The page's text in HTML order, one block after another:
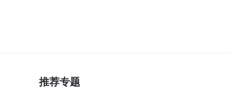
推荐专题